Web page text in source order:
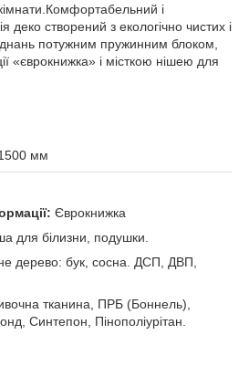
і
деко створений з екологічно чистих і
потужним пружинним блоком,
«єврокнижка» і місткою нішею для
мм
Єврокнижка
для білизни, подушки.
дерево: бук, сосна. ДСП, ДВП,
тканина, ПРБ (Боннель),
Синтепон, Пінополіурітан.